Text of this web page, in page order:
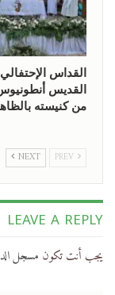
القداس الإحتفالي
القديس
من كنيسته
NEXT
LEAVE A REPLY
يجب أنت تكون مسجل